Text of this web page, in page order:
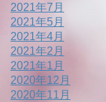
2021年7月
2021年5月
2021年4月
2021年2月
2021年1月
2020年12月
2020年11月